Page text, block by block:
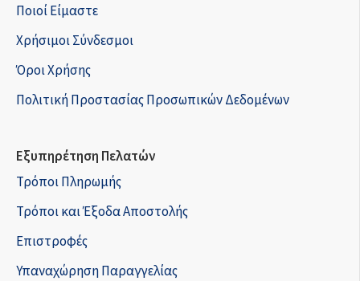
Ποιοί Είμαστε
Χρήσιμοι Σύνδεσμοι
Όροι Χρήσης
Πολιτική Προστασίας Προσωπικών Δεδομένων
Εξυπηρέτηση Πελατών
Τρόποι Πληρωμής
Τρόποι και Έξοδα Αποστολής
Επιστροφές
Υπαναχώρηση Παραγγελίας